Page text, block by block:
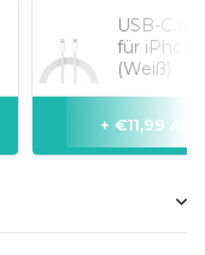
USB-C
für
(Weiß)
+ €11,99